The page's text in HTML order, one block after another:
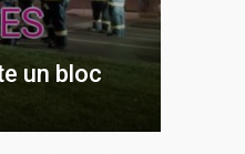
un bloc